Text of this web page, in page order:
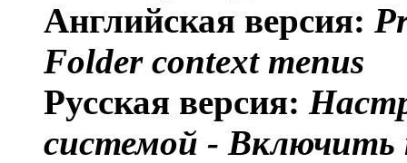
Английская версия:
Folder context menus
Русская версия:
системой - Включить